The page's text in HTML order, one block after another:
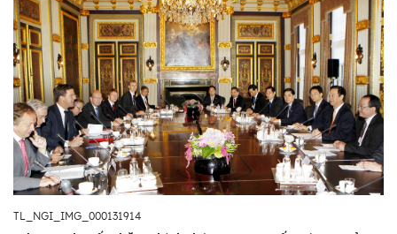
TL_NGI_IMG_000131914